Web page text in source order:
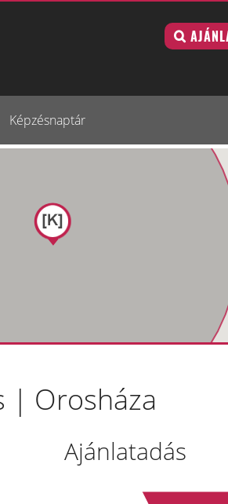
Képzésnaptár
| Orosháza
Ajánlatadás